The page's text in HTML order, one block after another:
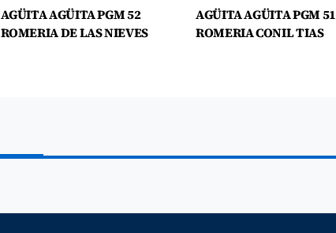
AGÜITA AGÜITA PGM 52
ROMERIA DE LAS NIEVES
AGÜITA AGÜITA PGM 51
ROMERIA CONIL TIAS